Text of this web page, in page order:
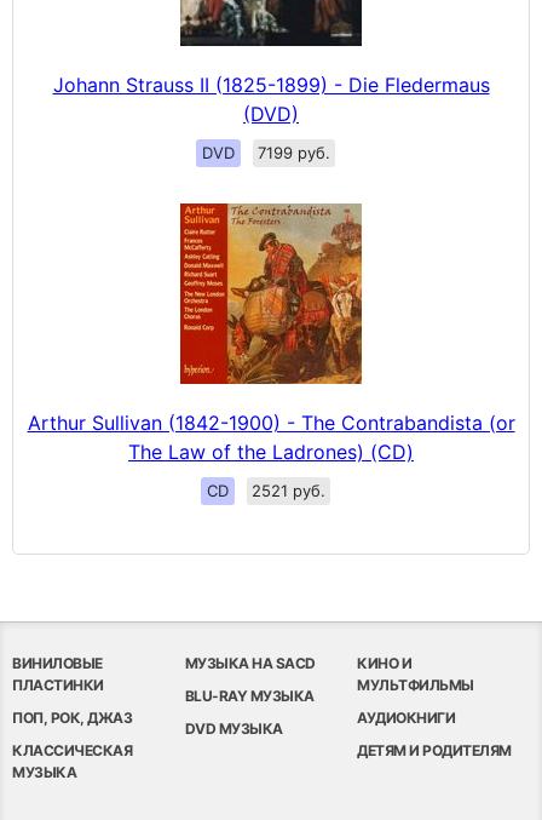
Johann Strauss II (1825-1899) - Die Fledermaus
(DVD)
DVD 7199 руб.
Arthur Sullivan (1842-1900) - The Contrabandista (or
The Law of the Ladrones) (CD)
CD 2521 руб.
ВИНИЛОВЫЕ
ПЛАСТИНКИ
ПОП, РОК, ДЖАЗ
КЛАССИЧЕСКАЯ
МУЗЫКА
МУЗЫКА НА SACD
BLU-RAY МУЗЫКА
DVD МУЗЫКА
КИНО И
МУЛЬТФИЛЬМЫ
АУДИОКНИГИ
ДЕТЯМ И РОДИТЕЛЯМ